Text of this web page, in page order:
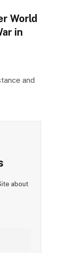
World
in
and
about